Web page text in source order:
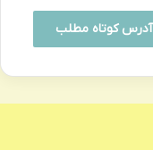
آدرس کوتاه مطلب